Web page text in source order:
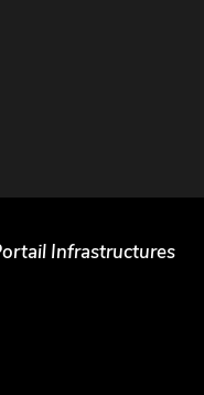
Infrastructures